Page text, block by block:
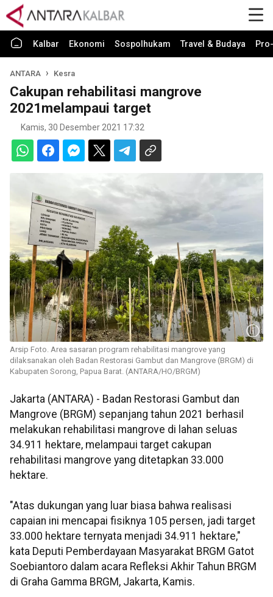
Kalbar Ekonomi Sospolhukam Travel & Budaya
ANTARA Kesra
Cakupan rehabilitasi mangrove
2021melampaui target
Kamis, 30 Desember 2021 17:32
Arsip Foto. Area sasaran program rehabilitasi mangrove yang
dilaksanakan oleh Badan Restorasi Gambut dan Mangrove (BRGM) di
Kabupaten Sorong, Papua Barat. (ANTARA/HO/BRGM)
Jakarta (ANTARA) - Badan Restorasi Gambut dan
Mangrove (BRGM) sepanjang tahun 2021 berhasil
melakukan rehabilitasi mangrove di lahan seluas
34.911 hektare, melampaui target cakupan
rehabilitasi mangrove yang ditetapkan 33.000
hektare.
"Atas dukungan yang luar biasa bahwa realisasi
capaian ini mencapai fisiknya 105 persen, jadi target
33.000 hektare ternyata menjadi 34.911 hektare,"
kata Deputi Pemberdayaan Masyarakat BRGM Gatot
Soebiantoro dalam acara Refleksi Akhir Tahun BRGM
di Graha Gamma BRGM, Jakarta, Kamis.